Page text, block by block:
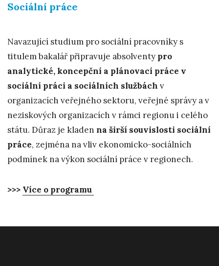
Sociální práce
Navazující studium pro sociální pracovníky s
titulem bakalář připravuje absolventy pro
analytické, koncepční a plánovací práce v
sociální práci a sociálních službách v
organizacích veřejného sektoru, veřejné správy a v
neziskových organizacích v rámci regionu i celého
státu. Důraz je kladen na širší souvislosti sociální
práce, zejména na vliv ekonomicko-sociálních
podmínek na výkon sociální práce v regionech.
>>> Více o programu